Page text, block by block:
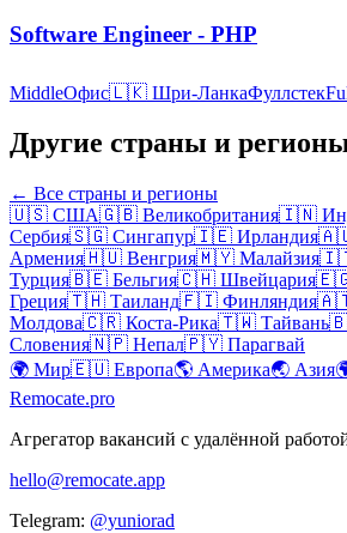
Software Engineer - PHP
MiddleОфис🇱🇰 Шри-ЛанкаФуллстек
Другие страны и
← Все страны и регионы
🇺🇸 США🇬🇧 Великобритания🇮🇳
Сербия🇸🇬 Сингапур🇮🇪 Ирландия
Армения🇭🇺 Венгрия🇲🇾 Малайзия
Турция🇧🇪 Бельгия🇨🇭 Швейцария
Греция🇹🇭 Таиланд🇫🇮 Финляндия
Молдова🇨🇷 Коста-Рика🇹🇼 Тайвань
Словения🇳🇵 Непал🇵🇾 Парагвай
🌍 Мир🇪🇺 Европа🌎 Америка🌏 Азия
Remocate.pro
Агрегатор вакансий с удалённой
hello@remocate.app
Telegram: @yuniorad